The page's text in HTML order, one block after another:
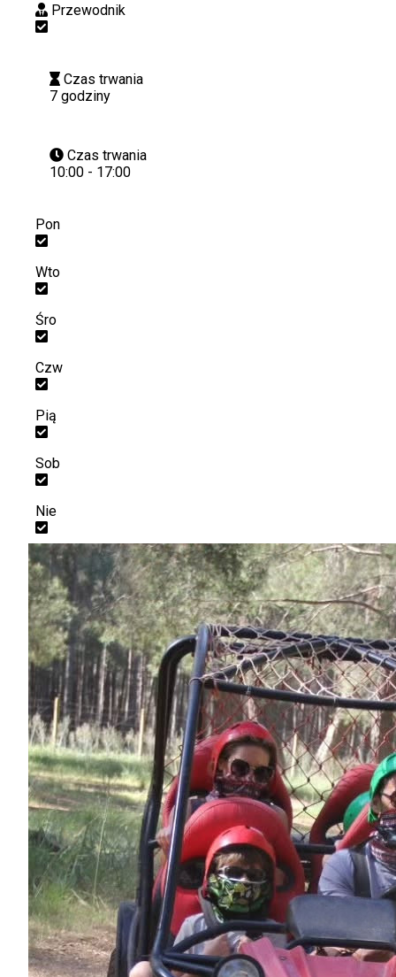
Przewodnik
Czas trwania
7 godziny
Czas trwania
10:00 - 17:00
Pon
Wto
Śro
Czw
Pią
Sob
Nie